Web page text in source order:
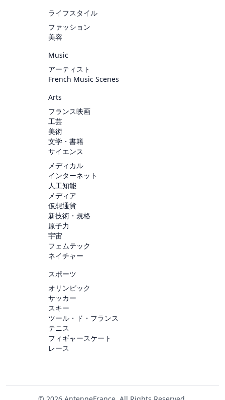
ライフスタイル
ファッション
美容
Music
アーティスト
French Music Scenes
Arts
フランス映画
工芸
美術
文学・書籍
サイエンス
メディカル
インターネット
人工知能
メディア
仮想通貨
新技術・規格
原子力
宇宙
フェムテック
ネイチャー
スポーツ
オリンピック
サッカー
スキー
ツール・ド・フランス
テニス
フィギャースケート
レース